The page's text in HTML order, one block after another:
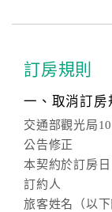
訂房規則
一、取消訂房
交通部觀光局
公告修正
本契約於訂房
訂
旅客姓名（以下